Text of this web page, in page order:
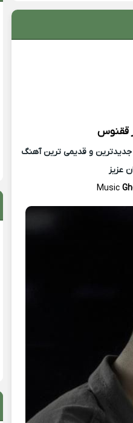
ققنوس
جدیدترین و قدیمی ترین آهنگ
عزیز
Music